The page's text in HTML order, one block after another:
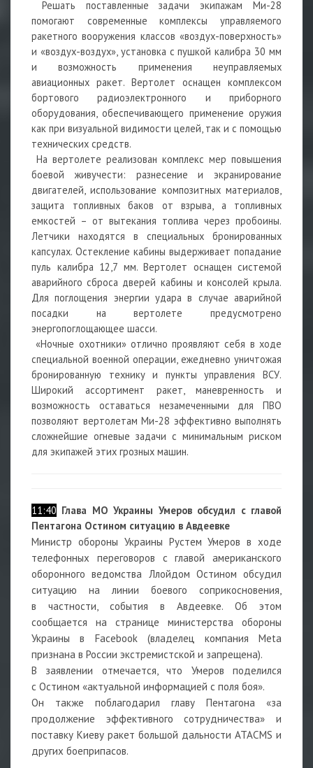
Решать поставленные задачи экипажам Ми-28
помогают современные комплексы управляемого
ракетного вооружения классов «воздух-поверхность»
и «воздух-воздух», установка с пушкой калибра 30 мм
и возможность применения неуправляемых
авиационных ракет. Вертолет оснащен комплексом
бортового радиоэлектронного и приборного
оборудования, обеспечивающего применение оружия
как при визуальной видимости целей, так и с помощью
технических средств.
На вертолете реализован комплекс мер повышения
боевой живучести: разнесение и экранирование
двигателей, использование композитных материалов,
защита топливных баков от взрыва, а топливных
емкостей – от вытекания топлива через пробоины.
Летчики находятся в специальных бронированных
капсулах. Остекление кабины выдерживает попадание
пуль калибра 12,7 мм. Вертолет оснащен системой
аварийного сброса дверей кабины и консолей крыла.
Для поглощения энергии удара в случае аварийной
посадки на вертолете предусмотрено
энергопоглощающее шасси.
«Ночные охотники» отлично проявляют себя в ходе
специальной военной операции, ежедневно уничтожая
бронированную технику и пункты управления ВСУ.
Широкий ассортимент ракет, маневренность и
возможность оставаться незамеченными для ПВО
позволяют вертолетам Ми-28 эффективно выполнять
сложнейшие огневые задачи с минимальным риском
для экипажей этих грозных машин.
11:40 Глава МО Украины Умеров обсудил с главой
Пентагона Остином ситуацию в Авдеевке
Министр обороны Украины Рустем Умеров в ходе
телефонных переговоров с главой американского
оборонного ведомства Ллойдом Остином обсудил
ситуацию на линии боевого соприкосновения,
в частности, события в Авдеевке. Об этом
сообщается на странице министерства обороны
Украины в Facebook (владелец компания Meta
признана в России экстремистской и запрещена).
В заявлении отмечается, что Умеров поделился
с Остином «актуальной информацией с поля боя».
Он также поблагодарил главу
Пентагона
«за
продолжение эффективного сотрудничества» и
поставку Киеву ракет большой дальности ATACMS и
других боеприпасов.